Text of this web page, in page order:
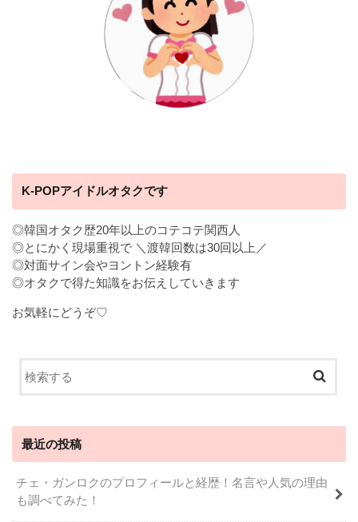
K-POPアイドルオタクです
◎韓国オタク歴20年以上のコテコテ関西人
◎とにかく現場重視で ＼渡韓回数は30回以上／
◎対面サイン会やヨントン経験有
◎オタクで得た知識をお伝えしていきます
お気軽にどうぞ♡
最近の投稿
チェ・ガンロクのプロフィールと経歴！名言や人気の理由
も調べてみた！